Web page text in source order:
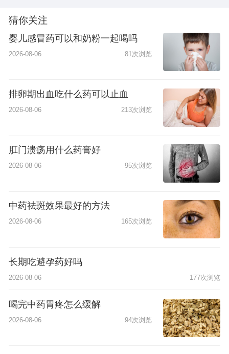
猜你关注
婴儿感冒药可以和奶粉一起喝吗
2026-08-06 81次浏览
排卵期出血吃什么药可以止血
2026-08-06 213次浏览
肛门溃疡用什么药膏好
2026-08-06 95次浏览
中药祛斑效果最好的方法
2026-08-06 165次浏览
长期吃避孕药好吗
2026-08-06 177次浏览
喝完中药胃疼怎么缓解
2026-08-06 94次浏览